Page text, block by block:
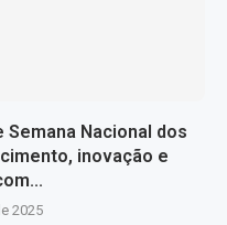
Nacional dos
inovação e
2025